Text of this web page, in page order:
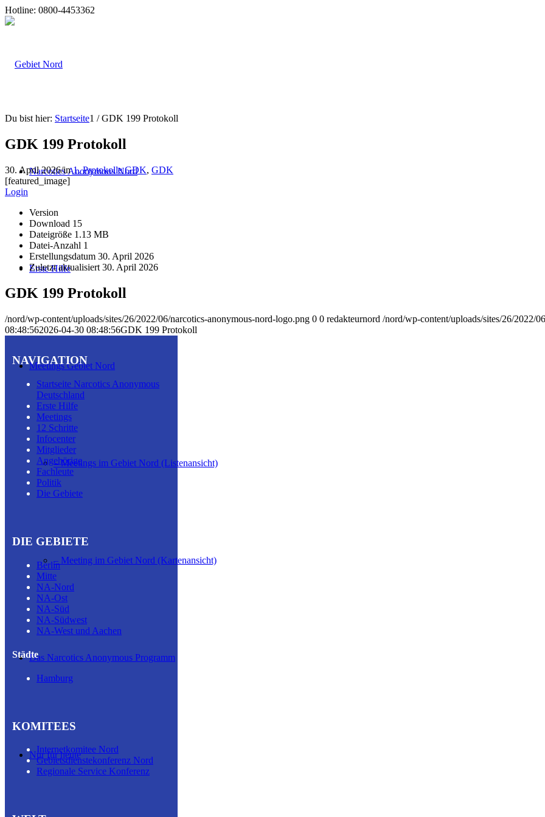
Hotline: 0800-4453362
Narcotics Anonymous Nord
Erste Hilfe
Meetings Gebiet Nord
– Meetings im Gebiet Nord (Listenansicht)
– Meeting im Gebiet Nord (Kartenansicht)
Das Narcotics Anonymous Programm
Nur für heute
Du bist hier: Startseite1 / GDK 199 Protokoll
GDK 199 Protokoll
30. April 2026/in1. Protokolle GDK, GDK
[featured_image]
Login
Version
Download 15
Dateigröße 1.13 MB
Datei-Anzahl 1
Erstellungsdatum 30. April 2026
Zuletzt aktualisiert 30. April 2026
GDK 199 Protokoll
/nord/wp-content/uploads/sites/26/2022/06/narcotics-anonymous-nord-logo.png 0 0 redakteurnord /nord/wp-content/uploads/sites/26/2022/
08:48:562026-04-30 08:48:56GDK 199 Protokoll
NAVIGATION
Startseite Narcotics Anonymous
Deutschland
Erste Hilfe
Meetings
12 Schritte
Infocenter
Mitglieder
Angehörige
Fachleute
Politik
Die Gebiete
DIE GEBIETE
Berlin
Mitte
NA-Nord
NA-Ost
NA-Süd
NA-Südwest
NA-West und Aachen
Städte
Hamburg
KOMITEES
Internetkomitee Nord
Gebietsdienstekonferenz Nord
Regionale Service Konferenz